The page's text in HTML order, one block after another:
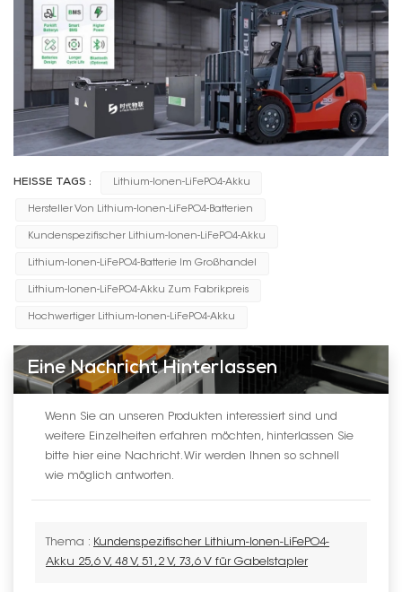
HEISSE TAGS : Lithium-Ionen-LiFePO4-Akku
Hersteller Von Lithium-Ionen-LiFePO4-Batterien
Kundenspezifischer Lithium-Ionen-LiFePO4-Akku
Lithium-Ionen-LiFePO4-Batterie Im Großhandel
Lithium-Ionen-LiFePO4-Akku Zum Fabrikpreis
Hochwertiger Lithium-Ionen-LiFePO4-Akku
Eine Nachricht Hinterlassen
Wenn Sie an unseren Produkten interessiert sind und
weitere Einzelheiten erfahren möchten, hinterlassen Sie
bitte hier eine Nachricht. Wir werden Ihnen so schnell
wie möglich antworten.
Thema : Kundenspezifischer Lithium-Ionen-LiFePO4-
Akku 25,6 V, 48 V, 51,2 V, 73,6 V für Gabelstapler